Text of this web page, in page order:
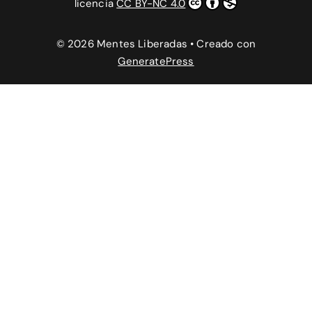
licenciaCC BY-NC 4.0
© 2026 Mentes Liberadas • Creado con
GeneratePress